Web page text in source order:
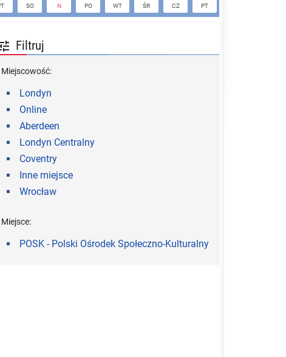
SO N PO WT ŚR CZ PT
Filtruj
Miejscowość:
Londyn
Online
Aberdeen
Londyn Centralny
Coventry
Inne miejsce
Wrocław
Miejsce:
POSK - Polski Ośrodek Społeczno-Kulturalny